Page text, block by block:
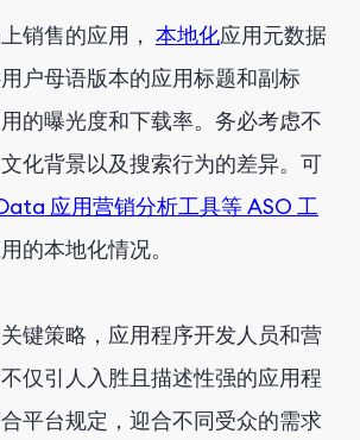
销售的应用， 本地化应用元数据
户母语版本的应用标题和副标
的曝光度和下载率。务必考虑不
化背景以及搜索行为的差异。可
应用营销分析工具等 ASO 工
的本地化情况。
键策略，应用程序开发人员和营
仅引人入胜且描述性强的应用程
平台规定，迎合不同受众的需求